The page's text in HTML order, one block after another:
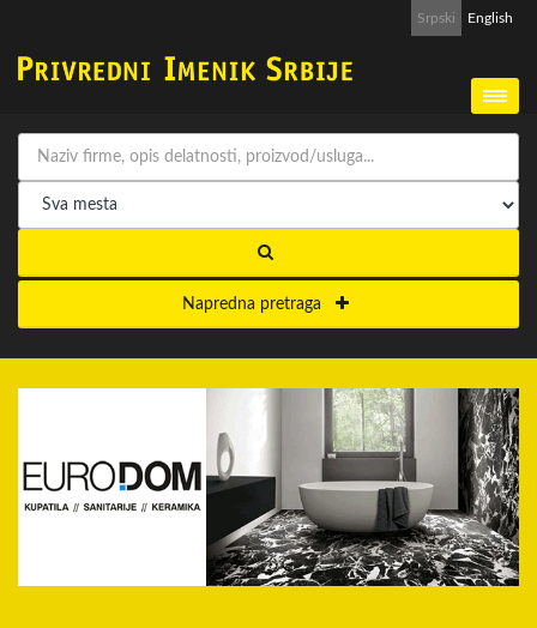
Srpski English
Napredna pretraga